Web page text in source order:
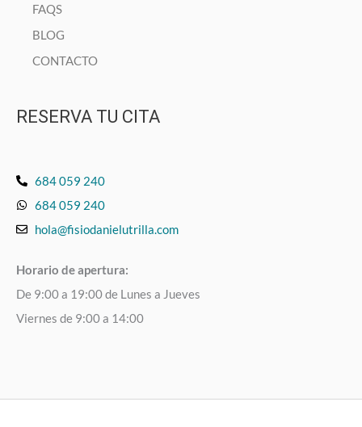
FAQS
BLOG
CONTACTO
RESERVA TU CITA
684 059 240
684 059 240
hola@fisiodanielutrilla.com
Horario de apertura:
De 9:00 a 19:00 de Lunes a Jueves
Viernes de 9:00 a 14:00